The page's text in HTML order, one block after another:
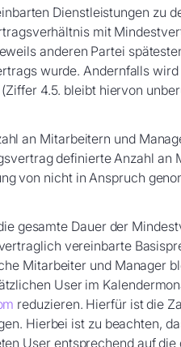
Dienstleistungen zu
mit
anderen Partei
wurde. Andernfalls
4.5. bleibt hiervon
an Mitarbeitern und
definierte Anzahl an
von nicht in Anspruch
gesamte Dauer der
vereinbarte
Mitarbeiter und Manager
User im
reduzieren. Hierfür ist die
Hierbei ist zu beachten,
User entsprechend auf die